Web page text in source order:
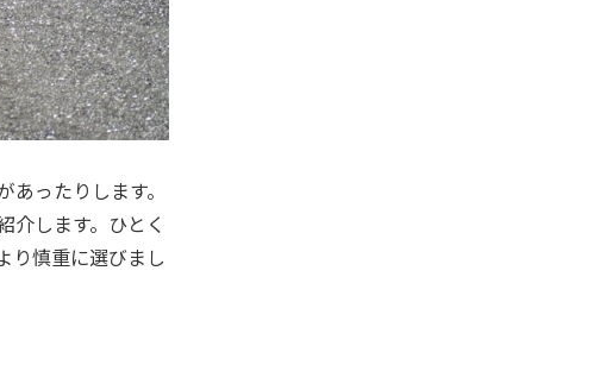
ったりします。
介します。ひとく
り慎重に選びまし